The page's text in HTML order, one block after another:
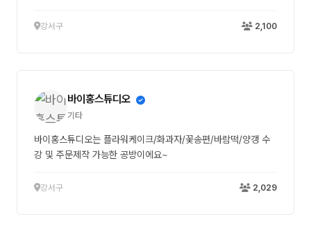
강서구 2,100
바이홍스튜디오
기타
바이홍스튜디오는 플라워케이크/화과자/꽃송편/바람떡/양갱 수
강 및 주문제작 가능한 공방이에요~
강서구 2,029